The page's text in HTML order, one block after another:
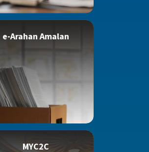
e-Arahan Amalan
MYC2C